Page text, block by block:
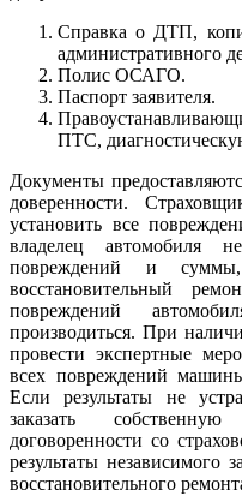
Справка о ДТП,
административного
Полис ОСАГО.
Паспорт заявителя.
ПТС,
Документы
доверенности.
установить все
владелец автомобиля
повреждений и
восстановительный
повреждений
производиться. При
провести экспертные
всех повреждений
Если результаты не
заказать
договоренности со
результаты независимого
восстановительного